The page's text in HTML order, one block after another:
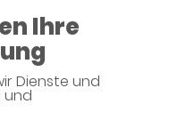
Ihre
Dienste und
und
im Kaufland